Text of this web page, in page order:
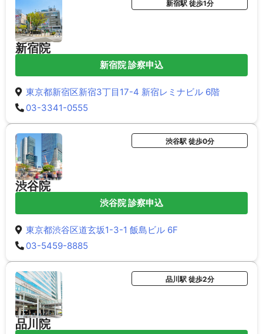
新宿院
新宿駅 徒歩1分
新宿院 診察申込
東京都新宿区新宿3丁目17-4 新宿レミナビル 6階
03-3341-0555
渋谷院
渋谷駅 徒歩0分
渋谷院 診察申込
東京都渋谷区道玄坂1-3-1 飯島ビル 6F
03-5459-8885
品川院
品川駅 徒歩2分